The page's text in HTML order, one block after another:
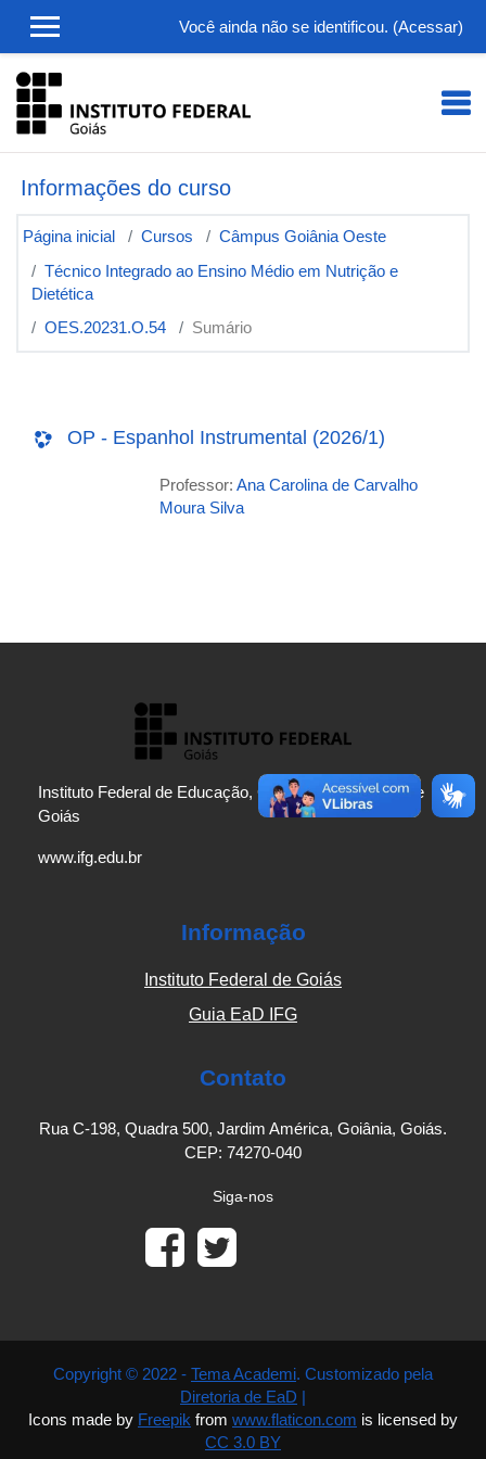
Você ainda não se identificou. (Acessar)
Informações do curso
Página inicial Cursos
Câmpus Goiânia Oeste
Técnico Integrado ao Ensino Médio em Nutrição e
Dietética
OES.20231.O.54
Sumário
OP - Espanhol Instrumental (2026/1)
Professor: Ana Carolina de Carvalho
Moura Silva
Instituto Federal de Educação, Ciência e Tecnologia de
Goiás
www.ifg.edu.br
Informação
Instituto Federal de Goiás
Guia EaD IFG
Contato
Rua C-198, Quadra 500, Jardim América, Goiânia, Goiás.
CEP: 74270-040
Siga-nos
Copyright © 2022 - Tema Academi. Customizado pela
Diretoria de EaD
Icons made by Freepik from www.flaticon.com is licensed by
CC 3.0 BY